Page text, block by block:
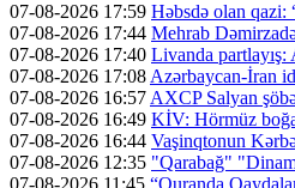
07-08-2026 17:59 Həbsdə olan qazi:
07-08-2026 17:44 Mehrab
07-08-2026 17:40 Livanda
07-08-2026 17:08 Azərbaycan-İran
07-08-2026 16:57 AXCP Salyan
07-08-2026 16:49 KİV: Hörmüz
07-08-2026 16:44 Vaşinqtonun
07-08-2026 12:35 "Qarabağ"